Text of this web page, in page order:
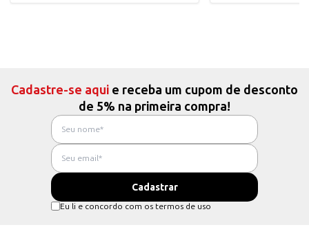
Cadastre-se aqui e receba um cupom de desconto
de 5% na primeira compra!
Eu li e concordo com os termos de uso